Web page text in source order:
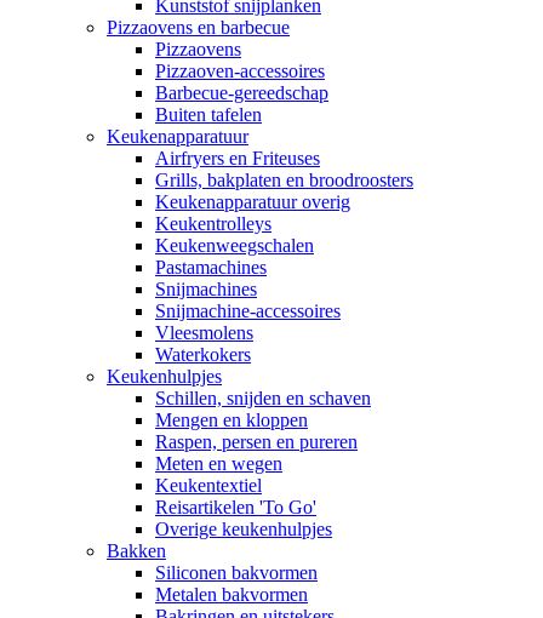
Kunststof snijplanken
Pizzaovens en barbecue
Pizzaovens
Pizzaoven-accessoires
Barbecue-gereedschap
Buiten tafelen
Keukenapparatuur
Airfryers en Friteuses
Grills, bakplaten en broodroosters
Keukenapparatuur overig
Keukentrolleys
Keukenweegschalen
Pastamachines
Snijmachines
Snijmachine-accessoires
Vleesmolens
Waterkokers
Keukenhulpjes
Schillen, snijden en schaven
Mengen en kloppen
Raspen, persen en pureren
Meten en wegen
Keukentextiel
Reisartikelen 'To Go'
Overige keukenhulpjes
Bakken
Siliconen bakvormen
Metalen bakvormen